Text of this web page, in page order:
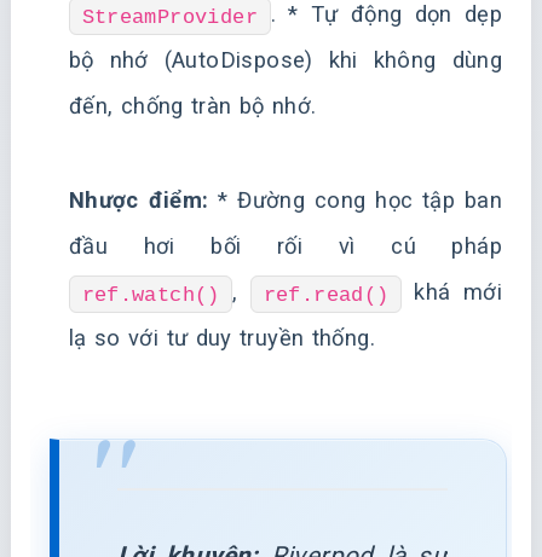
StreamProvider
. * Tự động dọn dẹp
bộ nhớ (AutoDispose) khi không dùng
đến, chống tràn bộ nhớ.
Nhược điểm: * Đường cong học tập ban
đầu hơi bối rối vì cú pháp
ref.watch() , ref.read()
khá mới
lạ so với tư duy truyền thống.